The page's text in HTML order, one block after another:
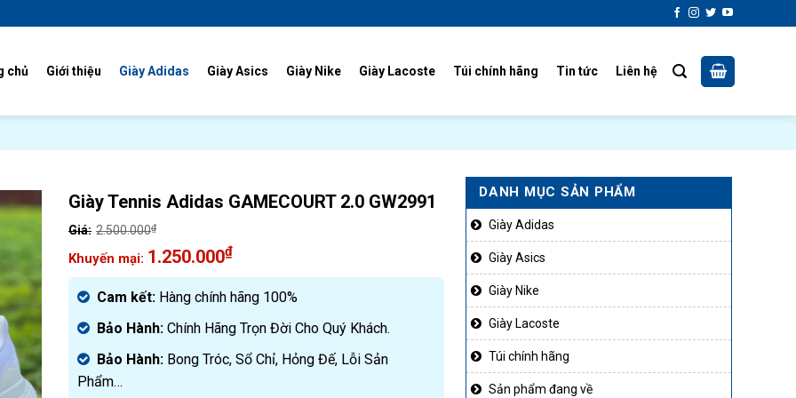
chủ Giới thiệu Giày Adidas Giày Asics Giày Nike Giày Lacoste Túi chính hãng Tin tức Liên hệ
DANH MỤC SẢN PHẨM
Giày Adidas
Giày Asics
Giày Nike
Giày Lacoste
Túi chính hãng
Sản phẩm đang về
Giày Tennis Adidas GAMECOURT 2.0 GW2991
2.500.000₫
Giá
gốc
là:
2.500.000₫.
1.250.000₫
Giá
hiện
tại
là:
1.250.000₫.
Cam kết: Hàng chính hãng 100%
Bảo Hành: Chính Hãng Trọn Đời Cho Quý Khách.
Bảo Hành: Bong Tróc, Sổ Chỉ, Hỏng Đế, Lỗi Sản
Phẩm…